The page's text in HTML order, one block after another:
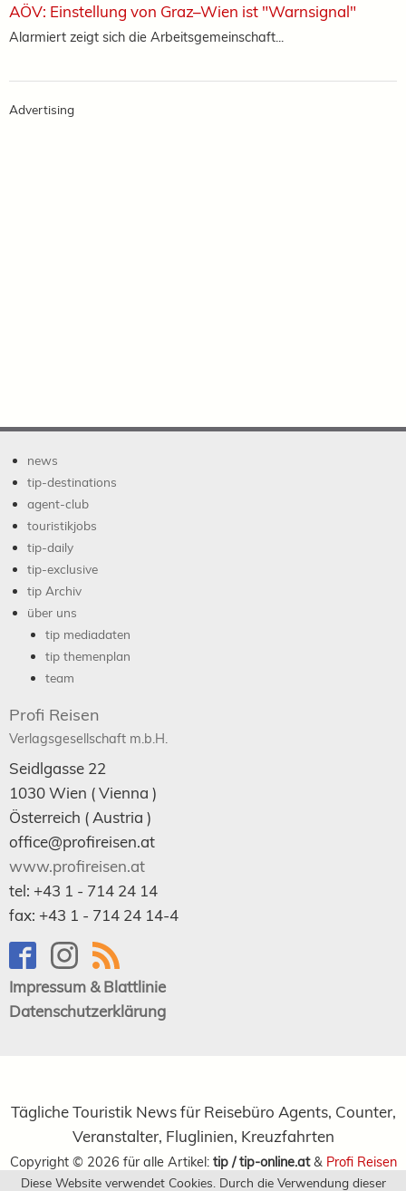
Diese Website verwendet Cookies. Durch die Verwendung dieser
AÖV: Einstellung von Graz–Wien ist "Warnsignal"
Alarmiert zeigt sich die Arbeitsgemeinschaft...
Advertising
news
tip-destinations
agent-club
touristikjobs
tip-daily
tip-exclusive
tip Archiv
über uns
tip mediadaten
tip themenplan
team
Profi Reisen
Verlagsgesellschaft m.b.H.
Seidlgasse 22
1030Wien ( Vienna )
Österreich ( Austria )
office@profireisen.at
www.profireisen.at
tel: +43 1 - 714 24 14
fax: +43 1 - 714 24 14-4
Impressum & Blattlinie
Datenschutzerklärung
Tägliche Touristik News für Reisebüro Agents, Counter,
Veranstalter, Fluglinien, Kreuzfahrten
Copyright © 2026 für alle Artikel: tip / tip-online.at& Profi Reisen
Verlagsgesellschaft m.b.H.